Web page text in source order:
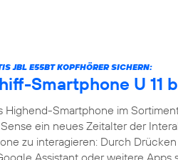
JBL E55BT KOPFHÖRER SICHERN:
Smartphone U 11
Highend-Smartphone im
ein neues Zeitalter der
zu interagieren: Durch
Assistant oder weitere Apps